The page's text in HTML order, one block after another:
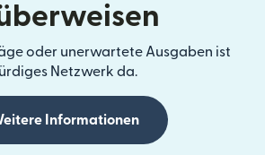
oder unerwartete Ausgaben ist
Netzwerk da.
Informationen